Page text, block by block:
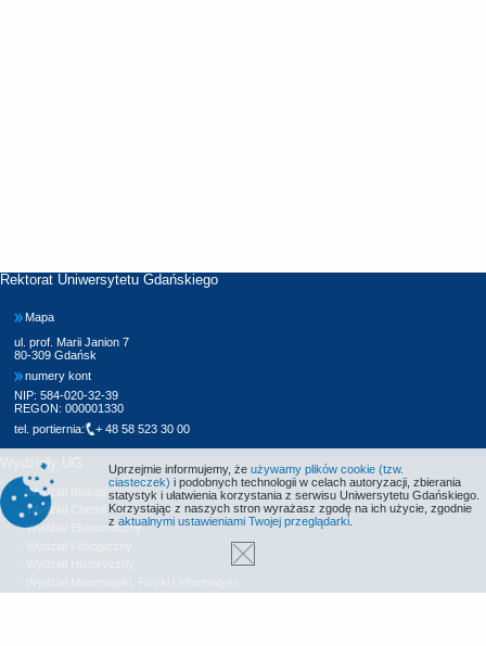
Rektorat Uniwersytetu Gdańskiego
Mapa
ul. prof. Marii Janion 7
80-309 Gdańsk
numery kont
NIP: 584-020-32-39
REGON: 000001330
tel. portiernia:
+ 48 58 523 30 00
Wydziały UG
Wydział Biologii
Wydział Chemii
Wydział Ekonomiczny
Uprzejmie informujemy, że używamy plików cookie (tzw.
ciasteczek) i podobnych technologii w celach autoryzacji, zbierania
statystyk i ułatwienia korzystania z serwisu Uniwersytetu Gdańskiego.
Korzystając z naszych stron wyrażasz zgodę na ich użycie, zgodnie
z aktualnymi ustawieniami Twojej przeglądarki